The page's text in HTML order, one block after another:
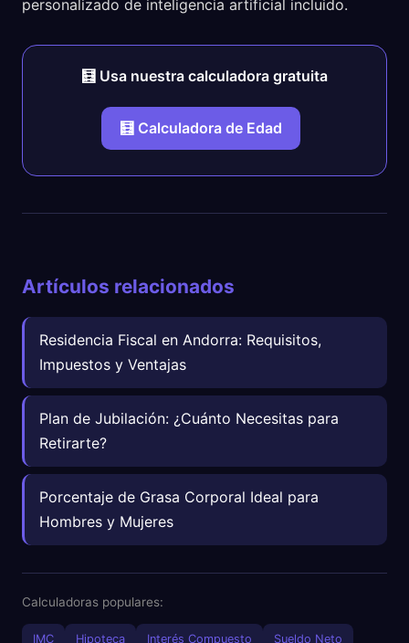
personalizado de inteligencia artificial incluido.
🧮 Usa nuestra calculadora gratuita
🧮 Calculadora de Edad
Artículos relacionados
Residencia Fiscal en Andorra: Requisitos,
Impuestos y Ventajas
Plan de Jubilación: ¿Cuánto Necesitas para
Retirarte?
Porcentaje de Grasa Corporal Ideal para
Hombres y Mujeres
Calculadoras populares:
IMC Hipoteca Interés Compuesto Sueldo Neto